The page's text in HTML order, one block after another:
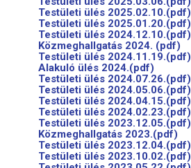
Testületi ülés 2025.02.10.(pdf)
Testületi ülés 2025.01.20.(pdf)
Testületi ülés 2024.12.10.(pdf)
Közmeghallgatás 2024. (pdf)
Testületi ülés 2024.11.19.(pdf)
Alakuló ülés 2024.(pdf)
Testületi ülés 2024.07.26.(pdf)
Testületi ülés 2024.05.06.(pdf)
Testületi ülés 2024.04.15.(pdf)
Testületi ülés 2024.02.23.(pdf)
Testületi ülés 2023.12.05.(pdf)
Közmeghallgatás 2023.(pdf)
Testületi ülés 2023.12.04.(pdf)
Testületi ülés 2023.10.02.(pdf)